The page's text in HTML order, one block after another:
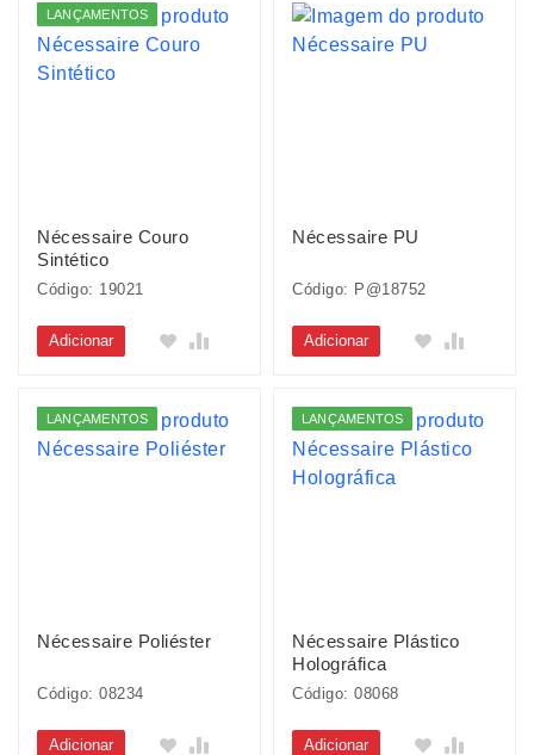
LANÇAMENTOS
Nécessaire Couro
Sintético
Código: 19021
Adicionar
Nécessaire PU
Código: P@18752
Adicionar
LANÇAMENTOS
Nécessaire Poliéster
Código: 08234
Adicionar
LANÇAMENTOS
Nécessaire Plástico
Holográfica
Código: 08068
Adicionar